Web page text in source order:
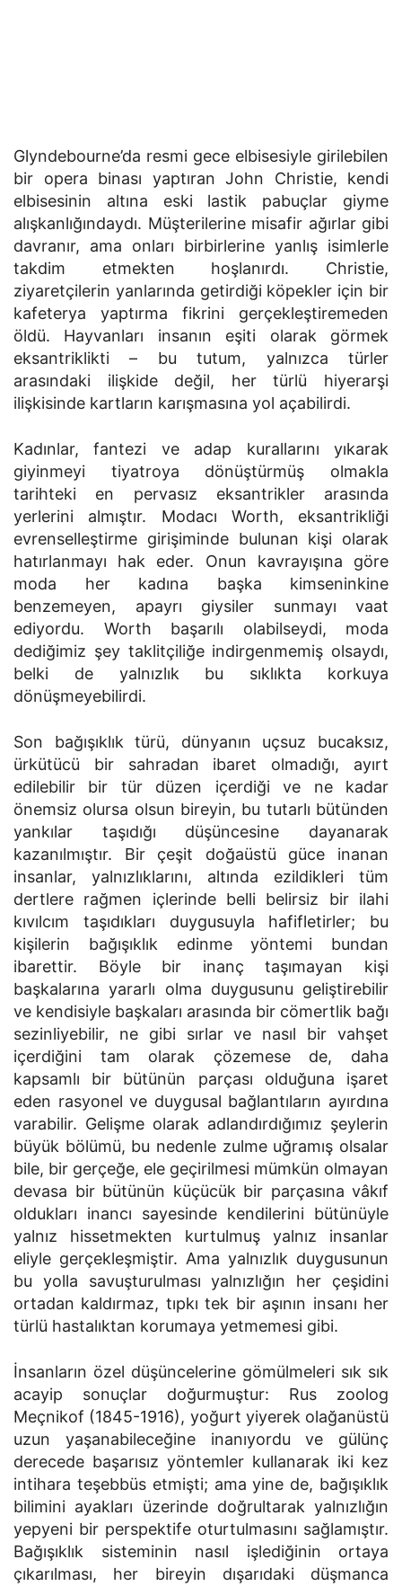
Glyndebourne’da resmi gece elbisesiyle girilebilen
bir opera binası yaptıran John Christie, kendi
elbisesinin altına eski lastik pabuçlar giyme
alışkanlığındaydı. Müşterilerine misafir ağırlar gibi
davranır, ama onları birbirlerine yanlış isimlerle
takdim etmekten hoşlanırdı. Christie,
ziyaretçilerin yanlarında getirdiği köpekler için bir
kafeterya yaptırma fikrini gerçekleştiremeden
öldü. Hayvanları insanın eşiti olarak görmek
eksantriklikti – bu tutum, yalnızca türler
arasındaki ilişkide değil, her türlü hiyerarşi
ilişkisinde kartların karışmasına yol açabilirdi.
Kadınlar, fantezi ve adap kurallarını yıkarak
giyinmeyi tiyatroya dönüştürmüş olmakla
tarihteki en pervasız eksantrikler arasında
yerlerini almıştır. Modacı Worth, eksantrikliği
evrenselleştirme girişiminde bulunan kişi olarak
hatırlanmayı hak eder. Onun kavrayışına göre
moda her kadına başka kimseninkine
benzemeyen, apayrı giysiler sunmayı vaat
ediyordu. Worth başarılı olabilseydi, moda
dediğimiz şey taklitçiliğe indirgenmemiş olsaydı,
belki de yalnızlık bu sıklıkta korkuya
dönüşmeyebilirdi.
Son bağışıklık türü, dünyanın uçsuz bucaksız,
ürkütücü bir sahradan ibaret olmadığı, ayırt
edilebilir bir tür düzen içerdiği ve ne kadar
önemsiz olursa olsun bireyin, bu tutarlı bütünden
yankılar taşıdığı düşüncesine dayanarak
kazanılmıştır. Bir çeşit doğaüstü güce inanan
insanlar, yalnızlıklarını, altında ezildikleri tüm
dertlere rağmen içlerinde belli belirsiz bir ilahi
kıvılcım taşıdıkları duygusuyla hafifletirler; bu
kişilerin bağışıklık edinme yöntemi bundan
ibarettir. Böyle bir inanç taşımayan kişi
başkalarına yararlı olma duygusunu geliştirebilir
ve kendisiyle başkaları arasında bir cömertlik bağı
sezinliyebilir, ne gibi sırlar ve nasıl bir vahşet
içerdiğini tam olarak çözemese de, daha
kapsamlı bir bütünün parçası olduğuna işaret
eden rasyonel ve duygusal bağlantıların ayırdına
varabilir. Gelişme olarak adlandırdığımız şeylerin
büyük bölümü, bu nedenle zulme uğramış olsalar
bile, bir gerçeğe, ele geçirilmesi mümkün olmayan
devasa bir bütünün küçücük bir parçasına vâkıf
oldukları inancı sayesinde kendilerini bütünüyle
yalnız hissetmekten kurtulmuş yalnız insanlar
eliyle gerçekleşmiştir. Ama yalnızlık duygusunun
bu yolla savuşturulması yalnızlığın her çeşidini
ortadan kaldırmaz, tıpkı tek bir aşının insanı her
türlü hastalıktan korumaya yetmemesi gibi.
İnsanların özel düşüncelerine gömülmeleri sık sık
acayip sonuçlar doğurmuştur: Rus zoolog
Meçnikof (1845-1916), yoğurt yiyerek olağanüstü
uzun yaşanabileceğine inanıyordu ve gülünç
derecede başarısız yöntemler kullanarak iki kez
intihara teşebbüs etmişti; ama yine de, bağışıklık
bilimini ayakları üzerinde doğrultarak yalnızlığın
yepyeni bir perspektife oturtulmasını sağlamıştır.
Bağışıklık sisteminin nasıl işlediğinin ortaya
çıkarılması, her bireyin dışarıdaki düşmanca